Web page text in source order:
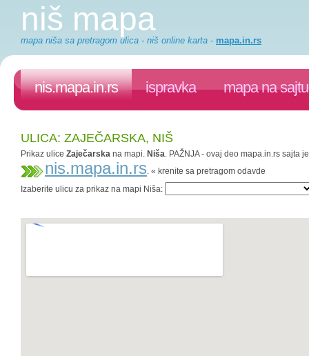
niš mapa
mapa niša sa pretragom ulica - niš online karta - mapa.in.rs
nis.mapa.in.rs ispravka mapa na sajtu
ULICA: ZAJEČARSKA, NIŠ
Prikaz ulice Zaječarska na mapi. Niša. PAŽNJA - ovaj deo mapa.in.rs sajta
nis.mapa.in.rs. « krenite sa pretragom odavde
Izaberite ulicu za prikaz na mapi Niša: